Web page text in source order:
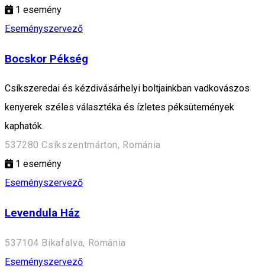
1 esemény
Eseményszervező
Bocskor Pékség
Csíkszeredai és kézdivásárhelyi boltjainkban vadkovászos
kenyerek széles választéka és ízletes péksütemények
kaphatók.
537280 Csíkszentmárton, Románia
1 esemény
Eseményszervező
Levendula Ház
537104 Bikafalva, Románia
Eseményszervező